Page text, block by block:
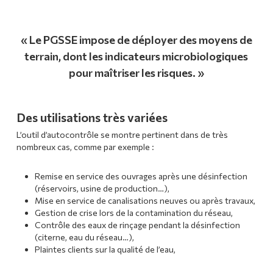
« Le PGSSE impose de déployer des moyens de
terrain, dont les indicateurs microbiologiques
pour maîtriser les risques. »
Des utilisations très variées
L’outil d’autocontrôle se montre pertinent dans de très
nombreux cas, comme par exemple :
Remise en service des ouvrages après une désinfection
(réservoirs, usine de production…),
Mise en service de canalisations neuves ou après travaux,
Gestion de crise lors de la contamination du réseau,
Contrôle des eaux de rinçage pendant la désinfection
(citerne, eau du réseau…),
Plaintes clients sur la qualité de l’eau,